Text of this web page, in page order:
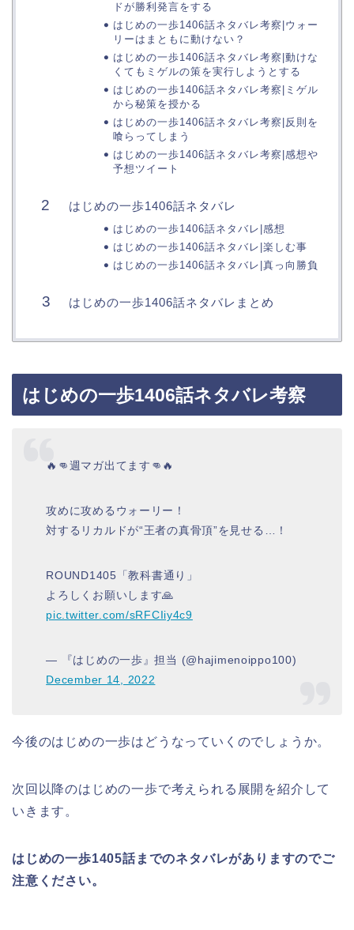
ドが勝利発言をする
はじめの一歩1406話ネタバレ考察|ウォー
リーはまともに動けない？
はじめの一歩1406話ネタバレ考察|動けな
くてもミゲルの策を実行しようとする
はじめの一歩1406話ネタバレ考察|ミゲル
から秘策を授かる
はじめの一歩1406話ネタバレ考察|反則を
喰らってしまう
はじめの一歩1406話ネタバレ考察|感想や
予想ツイート
はじめの一歩1406話ネタバレ
はじめの一歩1406話ネタバレ|感想
はじめの一歩1406話ネタバレ|楽しむ事
はじめの一歩1406話ネタバレ|真っ向勝負
はじめの一歩1406話ネタバレまとめ
はじめの一歩1406話ネタバレ考察
🔥👊週マガ出てます👊🔥
攻めに攻めるウォーリー！
対するリカルドが“王者の真骨頂”を見せる…！
ROUND1405「教科書通り」
よろしくお願いします🙏
pic.twitter.com/sRFCIiy4c9
— 『はじめの一歩』担当 (@hajimenoippo100)
December 14, 2022
今後のはじめの一歩はどうなっていくのでしょうか。
次回以降のはじめの一歩で考えられる展開を紹介して
いきます。
はじめの一歩1405話までのネタバレがありますのでご
注意ください。